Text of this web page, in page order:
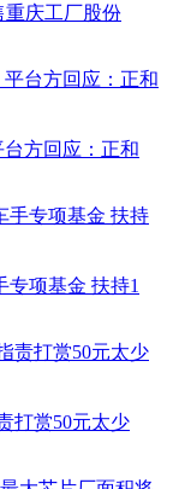
重庆工厂股份
方回应：正和
专项基金 扶持1
打赏50元太少